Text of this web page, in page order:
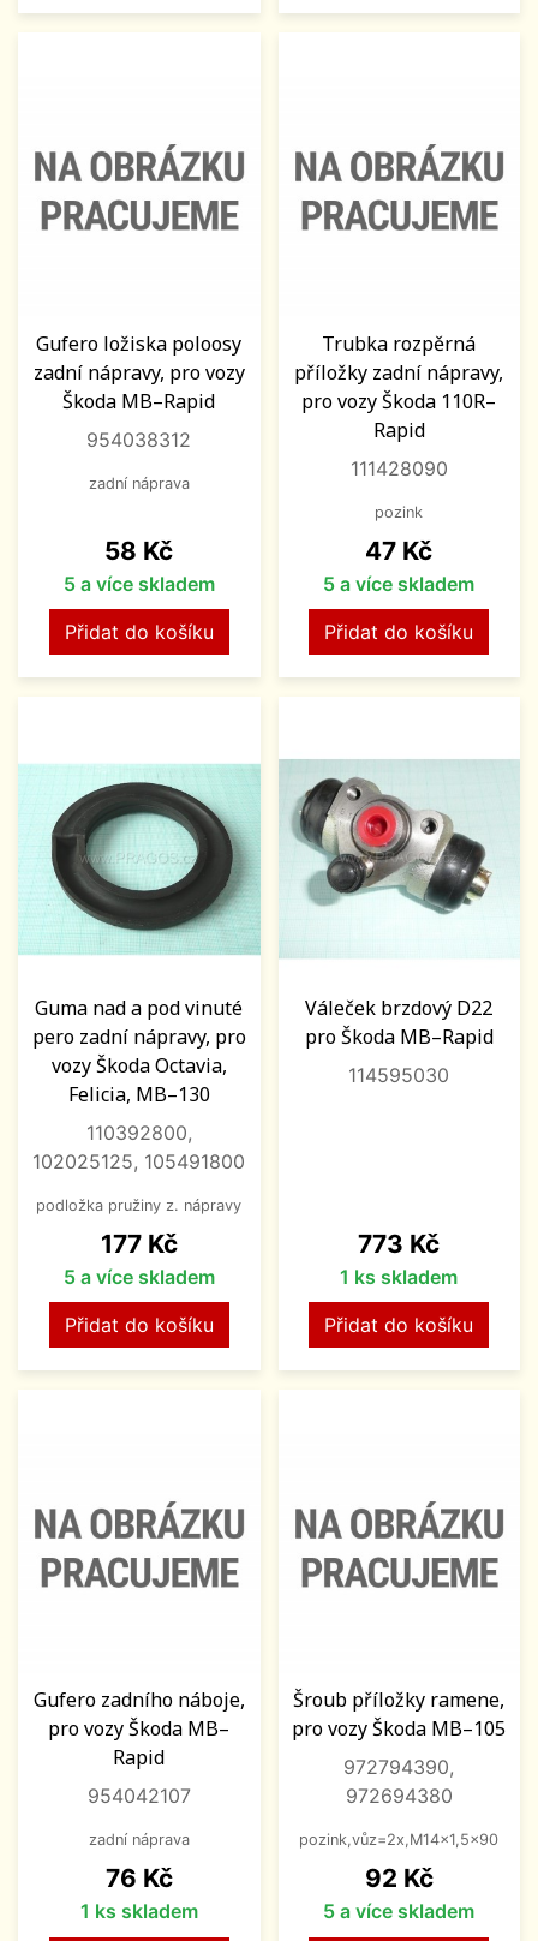
Gufero ložiska poloosy
zadní nápravy, pro vozy
Škoda MB–Rapid
954038312
zadní náprava
Cena
58 Kč
5 a více skladem
Přidat do košíku
Trubka rozpěrná
příložky zadní nápravy,
pro vozy Škoda 110R–
Rapid
111428090
pozink
Cena
47 Kč
5 a více skladem
Přidat do košíku
Guma nad a pod vinuté
pero zadní nápravy, pro
vozy Škoda Octavia,
Felicia, MB–130
110392800,
102025125, 105491800
podložka pružiny z. nápravy
Cena
177 Kč
5 a více skladem
Přidat do košíku
Váleček brzdový D22
pro Škoda MB–Rapid
114595030
Cena
773 Kč
1 ks skladem
Přidat do košíku
Gufero zadního náboje,
pro vozy Škoda MB–
Rapid
954042107
zadní náprava
Cena
76 Kč
1 ks skladem
Šroub příložky ramene,
pro vozy Škoda MB–105
972794390,
972694380
pozink,vůz=2x,M14x1,5x90
Cena
92 Kč
5 a více skladem